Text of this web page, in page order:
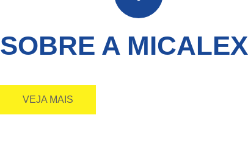
SOBRE A MICALEX
VEJA MAIS